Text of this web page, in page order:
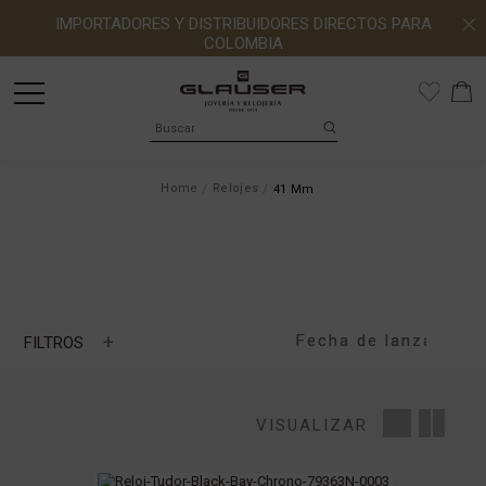
IMPORTADORES Y DISTRIBUIDORES DIRECTOS PARA
COLOMBIA
Home Relojes 41 Mm
FILTROS +
VISUALIZAR